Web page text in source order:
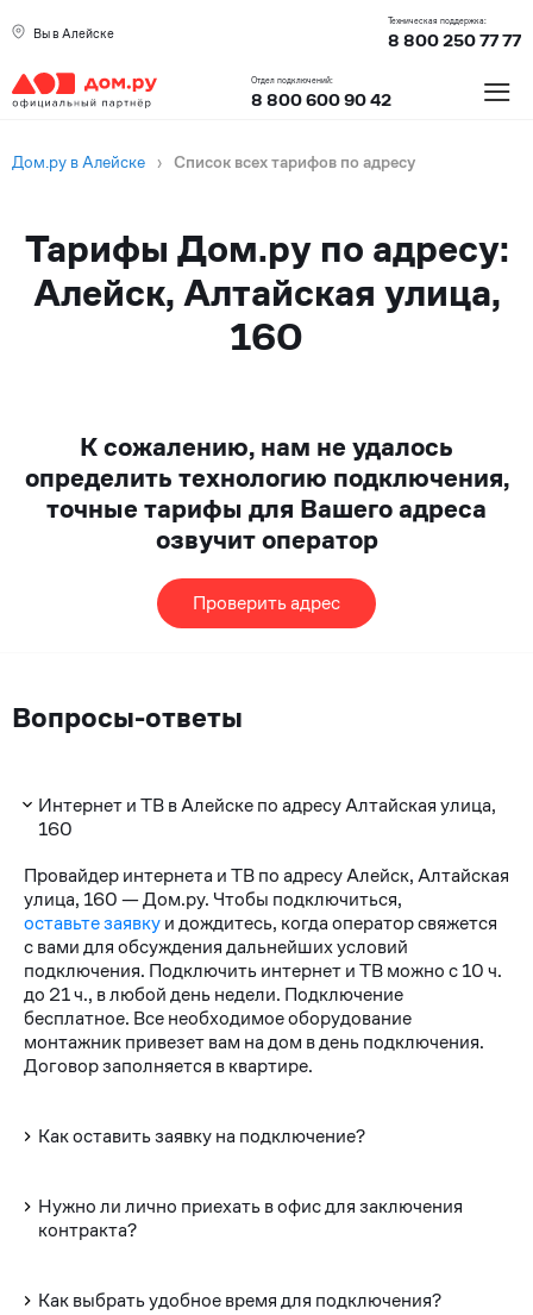
Вы в Алейске
Техническая поддержка:
8 800 250 77 77
Отдел подключений:
8 800 600 90 42 ≡
Дом.ру в Алейске › Список всех тарифов по адресу
Тарифы Дом.ру по адресу:
Алейск, Алтайская улица,
160
К сожалению, нам не удалось
определить технологию подключения,
точные тарифы для Вашего адреса
озвучит оператор
Проверить адрес
Вопросы-ответы
Интернет и ТВ в Алейске по адресу Алтайская улица,
160
Провайдер интернета и ТВ по адресу Алейск, Алтайская
улица, 160 — Дом.ру. Чтобы подключиться,
оставьте заявкуи дождитесь, когда оператор свяжется
с вами для обсуждения дальнейших условий
подключения. Подключить интернет и ТВ можно с 10 ч.
до 21 ч., в любой день недели. Подключение
бесплатное. Все необходимое оборудование
монтажник привезет вам на дом в день подключения.
Договор заполняется в квартире.
Как оставить заявку на подключение?
Нужно ли лично приехать в офис для заключения
контракта?
Как выбрать удобное время для подключения?